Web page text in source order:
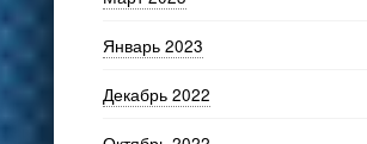
Январь 2023
Декабрь 2022